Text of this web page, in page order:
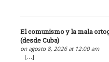
El comunismo y la mala
(desde Cuba)
on agosto 8, 2026 at 12:00 am
[…]